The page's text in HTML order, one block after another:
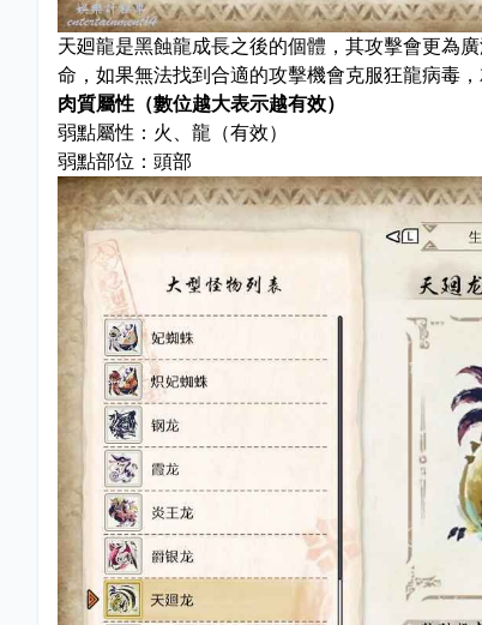
天廻龍是黑蝕龍成長之後的個體，其攻擊會更為
命，如果無法找到合適的攻擊機會克服狂龍病毒
肉質屬性（數位越大表示越有效）
弱點屬性：火、龍（有效）
弱點部位：頭部